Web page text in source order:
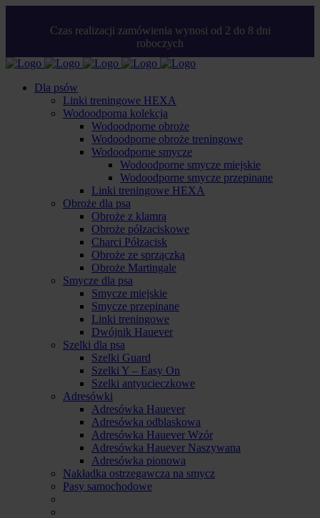
Czas realizacji zamówienia wynosi od 2 do 8 dni
roboczych
Dla psów
Linki treningowe HEXA
Wodoodporna kolekcja
Wodoodporne obroże
Wodoodporne obroże treningowe
Wodoodporne smycze
Wodoodporne smycze miejskie
Wodoodporne smycze przepinane
Linki treningowe HEXA
Obroże dla psa
Obroże z klamrą
Obroże półzaciskowe
Charci Półzacisk
Obroże ze sprzączką
Obroże Martingale
Smycze dla psa
Smycze miejskie
Smycze przepinane
Linki treningowe
Dwójnik Hauever
Szelki dla psa
Szelki Guard
Szelki Y – Easy On
Szelki antyucieczkowe
Adresówki
Adresówka Hauever
Adresówka odblaskowa
Adresówka Hauever Wzór
Adresówka Hauever Naszywana
Adresówka pionowa
Nakładka ostrzegawcza na smycz
Pasy samochodowe